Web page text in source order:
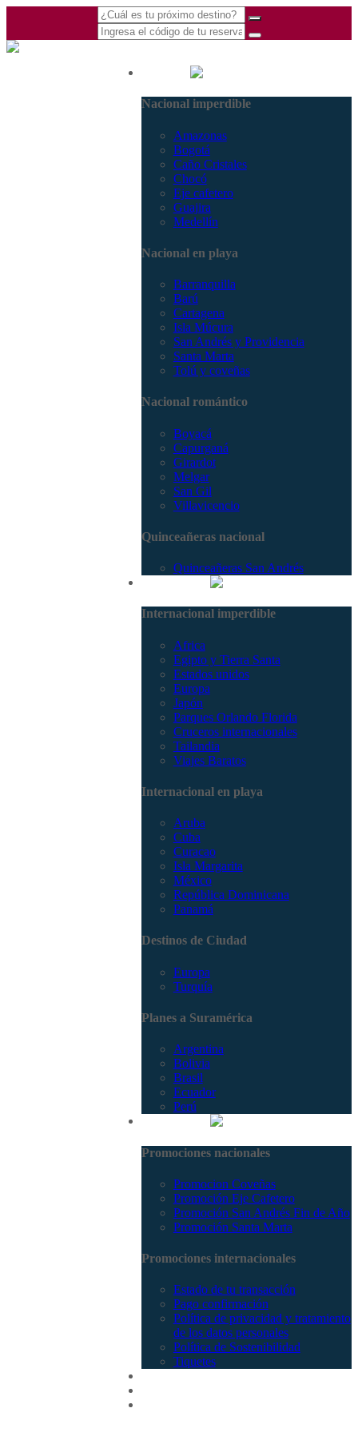
Nacional imperdible
Amazonas
Bogotá
Caño Cristales
Chocó
Eje cafetero
Guajira
Medellín
Nacional en playa
Barranquilla
Barú
Cartagena
Isla Múcura
San Andrés y Providencia
Santa Marta
Tolú y coveñas
Nacional romántico
Boyacá
Capurganá
Girardot
Melgar
San Gil
Villavicencio
Quinceañeras nacional
Quinceañeras San Andrés
Internacional imperdible
Africa
Egipto y Tierra Santa
Estados unidos
Europa
Japón
Parques Orlando Florida
Cruceros internacionales
Tailandia
Viajes Baratos
Internacional en playa
Aruba
Cuba
Curacao
Isla Margarita
México
República Dominicana
Panamá
Destinos de Ciudad
Europa
Turquía
Planes a Suramérica
Argentina
Bolivia
Brasil
Ecuador
Perú
Promociones nacionales
Promocion Coveñas
Promoción Eje Cafetero
Promoción San Andrés Fin de Año
Promoción Santa Marta
Promociones internacionales
Estado de tu transacción
Pago confirmación
Política de privacidad y tratamiento
de los datos personales
Política de Sostenibilidad
Tiquetes